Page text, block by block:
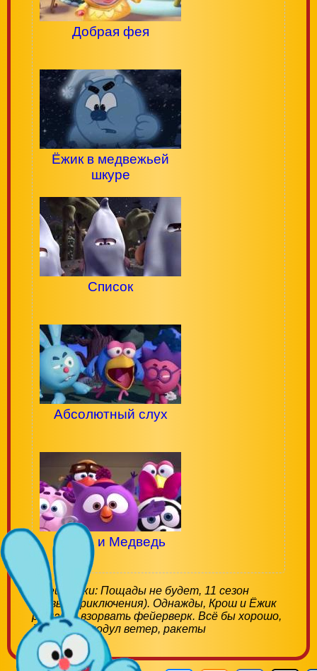
Добрая фея
Ёжик в медвежьей
шкуре
Список
Абсолютный слух
Нюша и Медведь
Смешарики: Пощады не будет, 11 сезон
(Новые приключения). Однажды, Крош и Ёжик
решают взорвать фейерверк. Всё бы хорошо,
да только подул ветер, ракеты